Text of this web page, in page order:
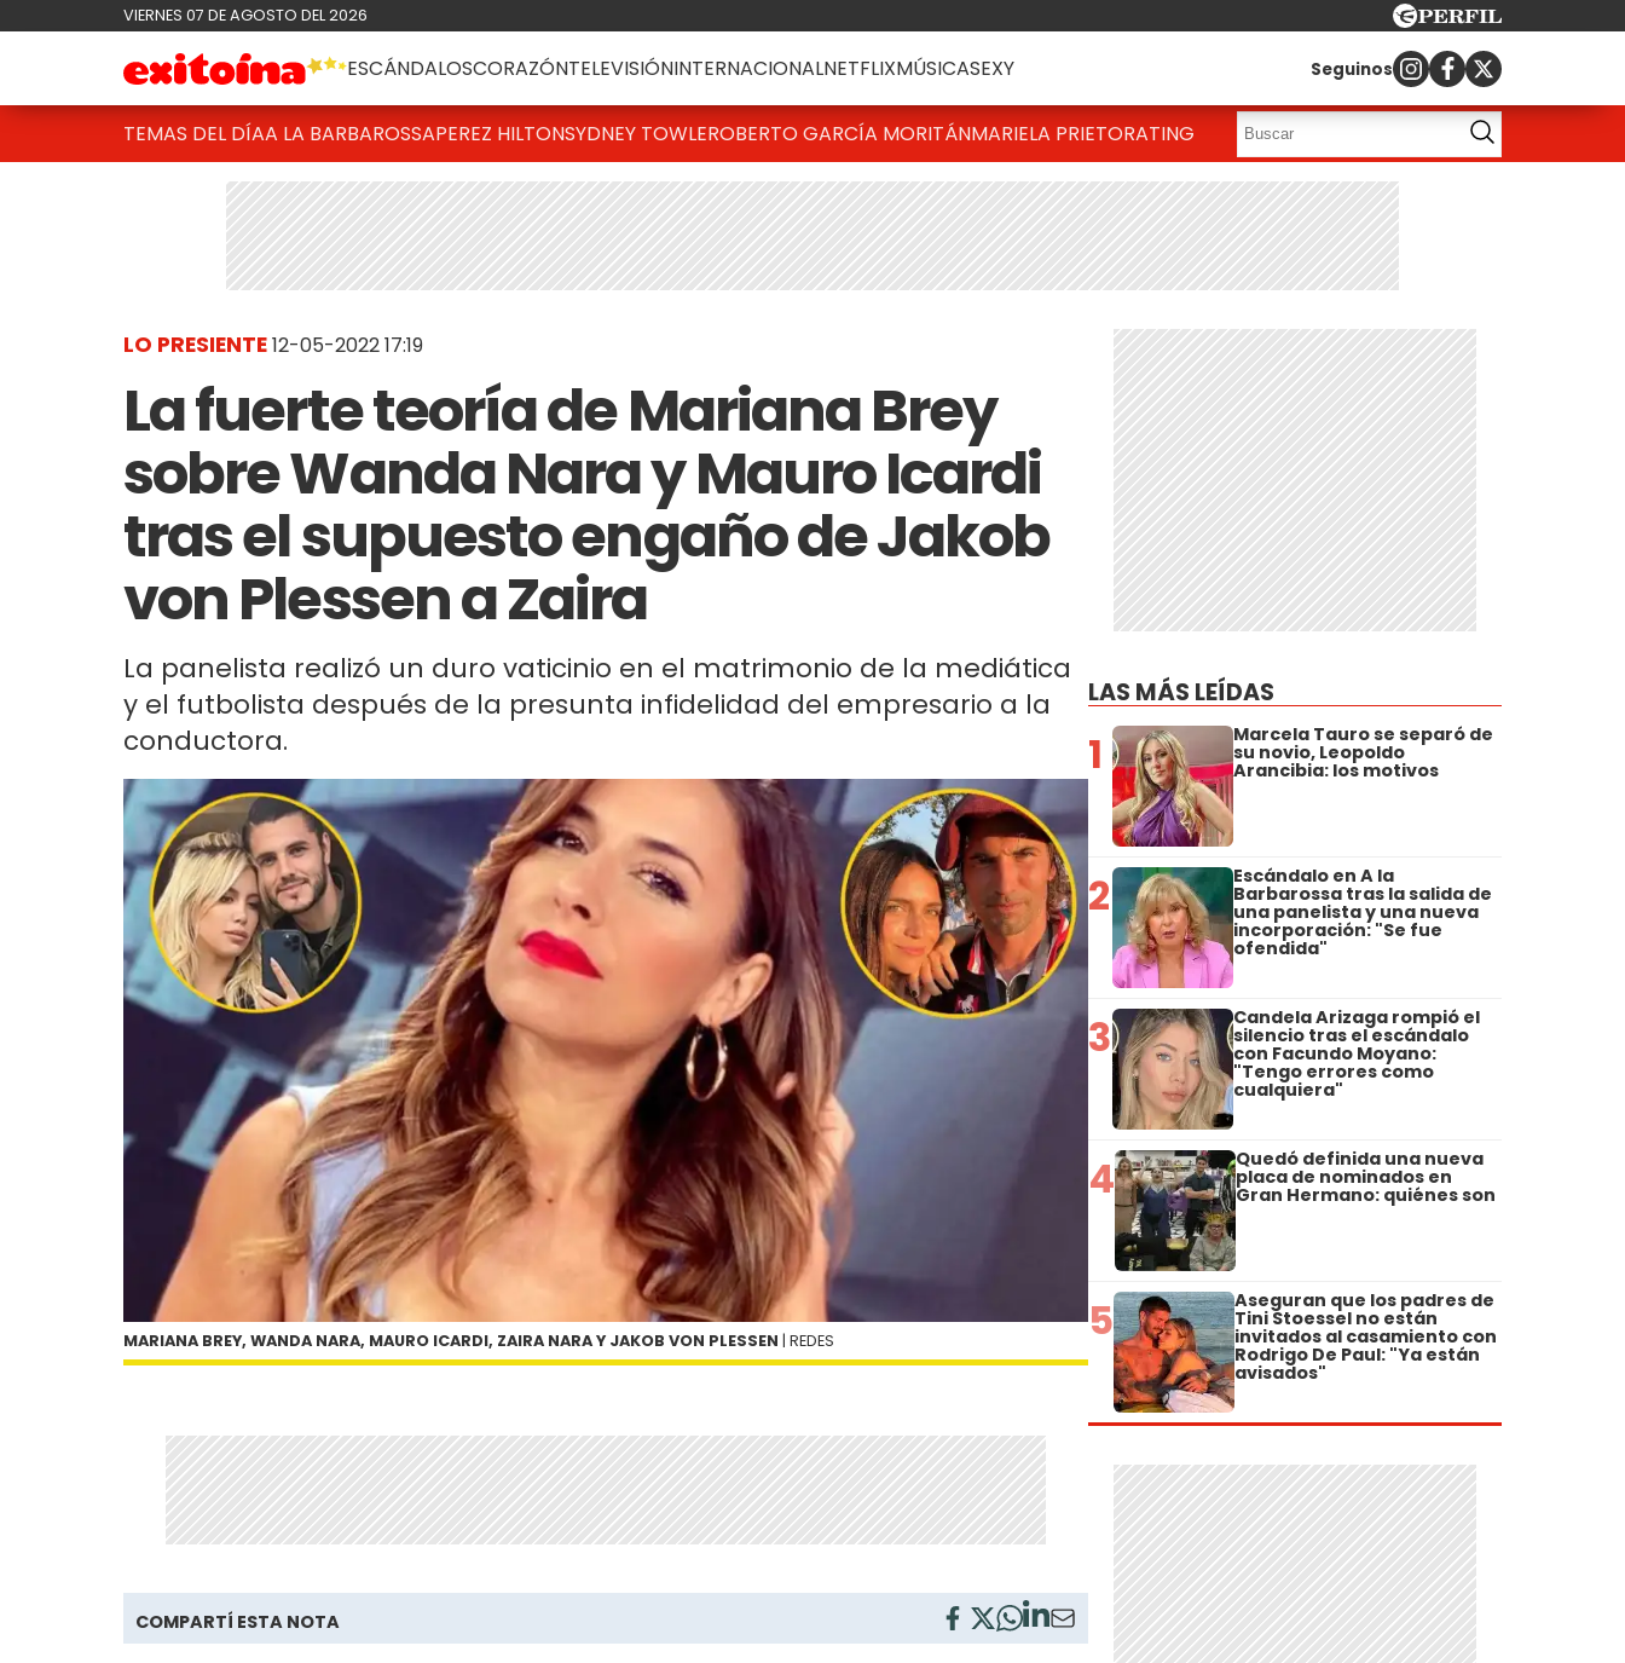
VIERNES 07 DE AGOSTO DEL 2026
ESCÁNDALOSCORAZÓNTELEVISIÓNINTERNACIONALNETFLIXMÚSICASEXY Seguinos
TEMAS DEL DÍAA LA BARBAROSSAPEREZ HILTONSYDNEY TOWLEROBERTO GARCÍA MORITÁNMARIELA PRIETORATING
LO PRESIENTE12-05-2022 17:19
La fuerte teoría de Mariana Brey
sobre Wanda Nara y Mauro Icardi
tras el supuesto engaño de Jakob
von Plessen a Zaira
La panelista realizó un duro vaticinio en el matrimonio de la mediática
y el futbolista después de la presunta infidelidad del empresario a la
conductora.
MARIANA BREY, WANDA NARA, MAURO ICARDI, ZAIRA NARA Y JAKOB VON PLESSEN | REDES
COMPARTÍ ESTA NOTA
LAS MÁS LEÍDAS
1 Marcela Tauro se separó de
su novio, Leopoldo
Arancibia: los motivos
2 Escándalo en A la
Barbarossa tras la salida de
una panelista y una nueva
incorporación: "Se fue
ofendida"
3 Candela Arizaga rompió el
silencio tras el escándalo
con Facundo Moyano:
"Tengo errores como
cualquiera"
4 Quedó definida una nueva
placa de nominados en
Gran Hermano: quiénes son
5 Aseguran que los padres de
Tini Stoessel no están
invitados al casamiento con
Rodrigo De Paul: "Ya están
avisados"